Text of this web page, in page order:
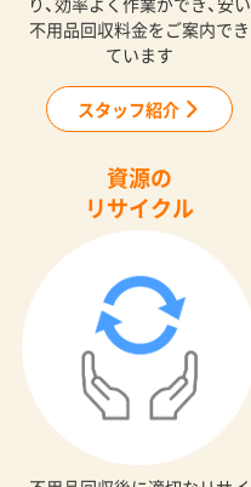
不用品回収料金をご案内でき
ています
スタッフ紹介
資源の
リサイクル